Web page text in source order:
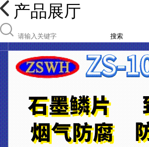
产品展厅
搜索